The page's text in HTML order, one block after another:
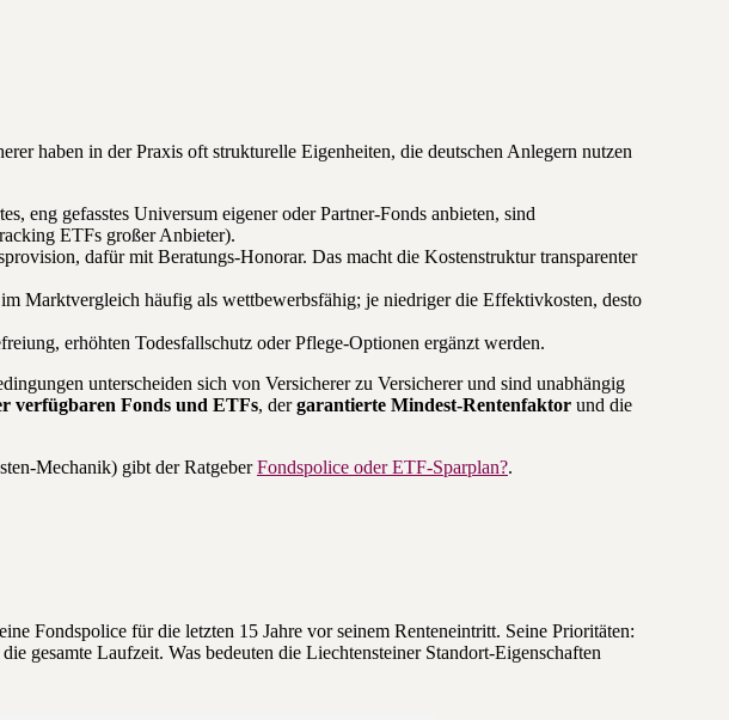
haben in der Praxis oft strukturelle Eigenheiten, die deutschen Anlegern nutzen
eng gefasstes Universum eigener oder Partner-Fonds anbieten, sind
ETFs großer Anbieter).
dafür mit Beratungs-Honorar. Das macht die Kostenstruktur transparenter
Marktvergleich häufig als wettbewerbsfähig; je niedriger die Effektivkosten, desto
erhöhten Todesfallschutz oder Pflege-Optionen ergänzt werden.
unterscheiden sich von Versicherer zu Versicherer und sind unabhängig
verfügbaren Fonds und ETFs, dergarantierte Mindest-Rentenfaktor und die
Mechanik) gibt der RatgeberFondspolice oder ETF-Sparplan?.
Fondspolice für die letzten 15 Jahre vor seinem Renteneintritt. Seine Prioritäten:
gesamte Laufzeit. Was bedeuten die Liechtensteiner Standort-Eigenschaften